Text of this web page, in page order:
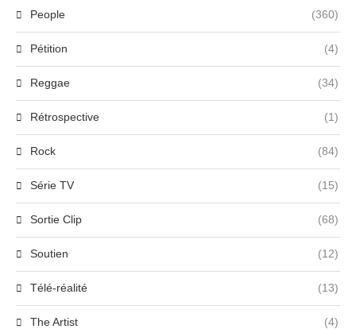
People (360)
Pétition (4)
Reggae (34)
Rétrospective (1)
Rock (84)
Série TV (15)
Sortie Clip (68)
Soutien (12)
Télé-réalité (13)
The Artist (4)